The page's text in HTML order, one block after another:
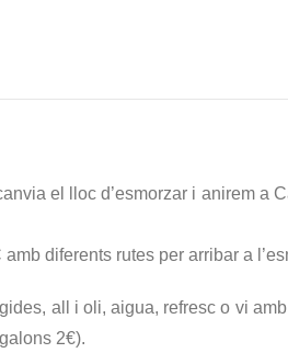
el lloc d’esmorzar i anirem a
diferents rutes per arribar a
all i oli, aigua, refresc o vi
2€).